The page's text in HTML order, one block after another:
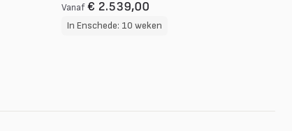
Vanaf € 2.539,00
In Enschede: 10 weken